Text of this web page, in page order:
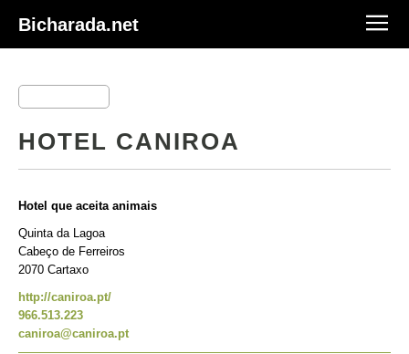
Bicharada.net
HOTEL CANIROA
Hotel que aceita animais
Quinta da Lagoa
Cabeço de Ferreiros
2070 Cartaxo
http://caniroa.pt/
966.513.223
caniroa@caniroa.pt